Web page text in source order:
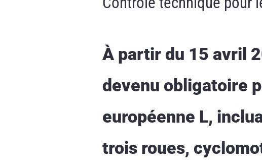
À partir du 15 avril
devenu obligatoire
européenne L,
trois roues,